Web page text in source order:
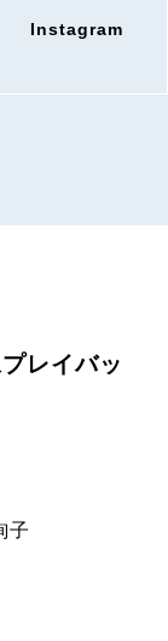
Instagram
レイバッ
子